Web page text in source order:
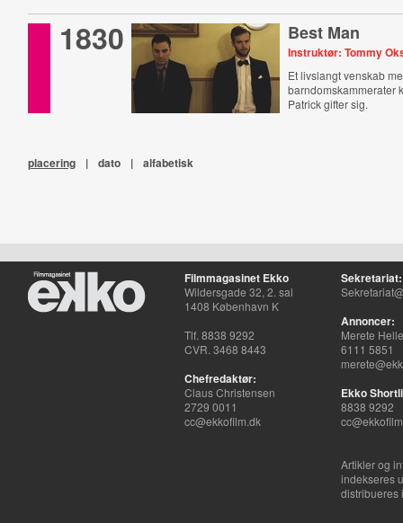
1830 Best Man
Instruktør: Tommy
Et livslangt venskab
barndomskammerater
Patrick gifter sig.
placering | dato | alfabetisk
Filmmagasinet Ekko
Wildersgade 32, 2. sal
1408 København K
Tlf. 8838 9292
CVR. 3468 8443
Chefredaktør:
Claus Christensen
2729 0011
cc@ekkofilm.dk
Sekretariat:
Annoncer:
Merete
6111 5851
Ekko
8838 9292
Artikler og
indekseres
distribueres